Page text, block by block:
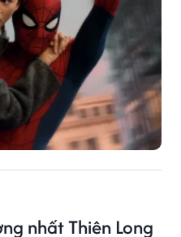
nhất Thiên Long